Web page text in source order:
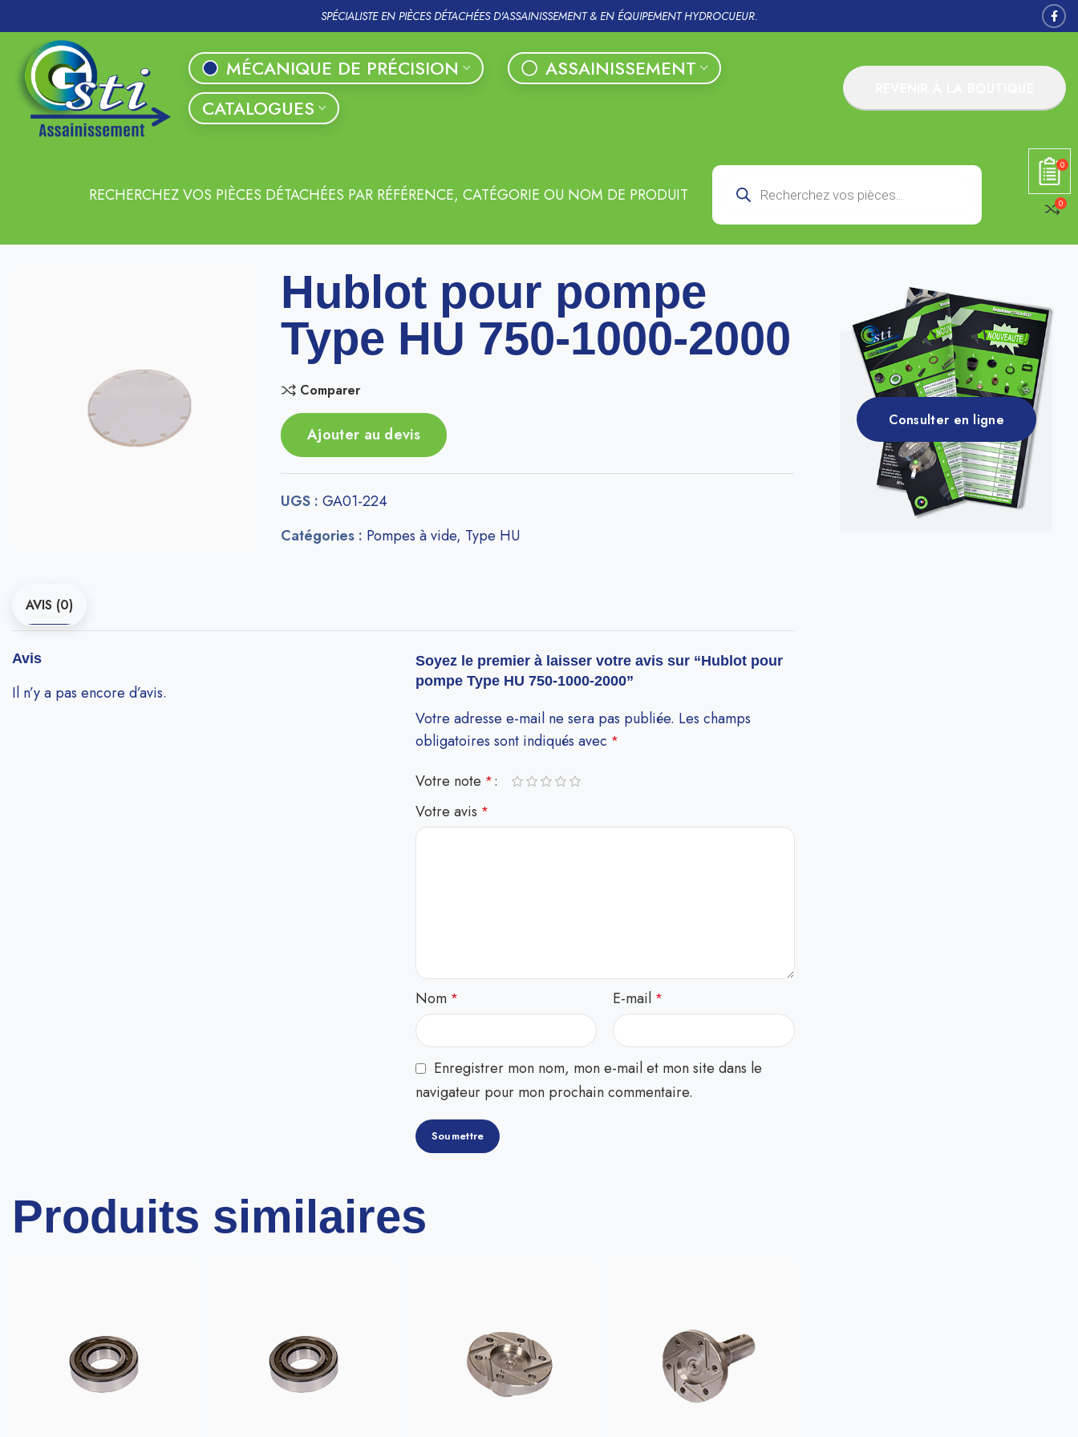
SPÉCIALISTE EN PIÈCES DÉTACHÉES D'ASSAINISSEMENT & EN ÉQUIPEMENT HYDROCUEUR.
MÉCANIQUE DE PRÉCISION
ASSAINISSEMENT
CATALOGUES
RECHERCHEZ VOS PIÈCES DÉTACHÉES PAR RÉFÉRENCE, CATÉGORIE OU NOM DE PRODUIT
0
0
Hublot pour pompe
Type HU 750-1000-2000
Comparer
Ajouter au devis
UGS :GA01-224
Catégories : Pompes à vide, Type HU
AVIS (0)
Avis
Il n’y a pas encore d’avis.
Soyez le premier à laisser votre avis sur “Hublot pour
pompe Type HU 750-1000-2000”
Votre adresse e-mail ne sera pas publiée. Les champs
obligatoires sont indiqués avec *
Votre note *
Votre avis *
Nom * E-mail *
Enregistrer mon nom, mon e-mail et mon site dans le
navigateur pour mon prochain commentaire.
Produits similaires
Consulter en ligne